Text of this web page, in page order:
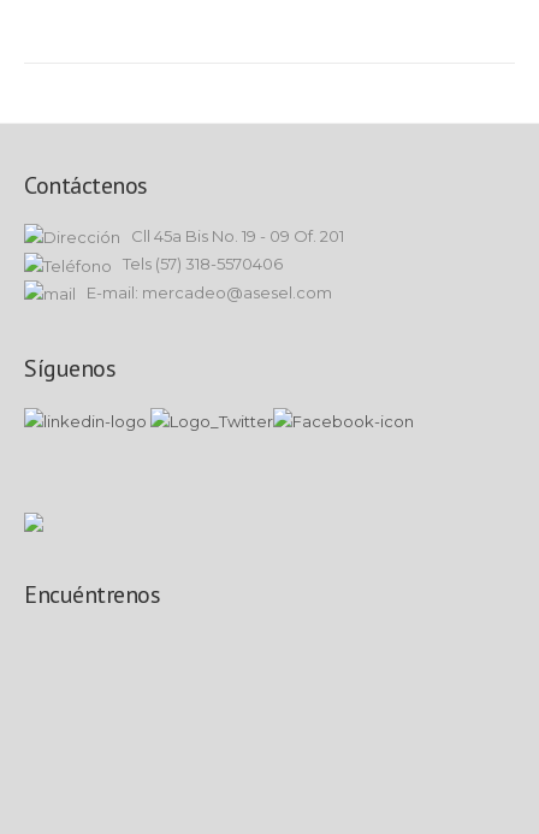
Contáctenos
Cll 45a Bis No. 19 - 09 Of. 201
Tels (57) 318-5570406
E-mail: mercadeo@asesel.com
Síguenos
Encuéntrenos